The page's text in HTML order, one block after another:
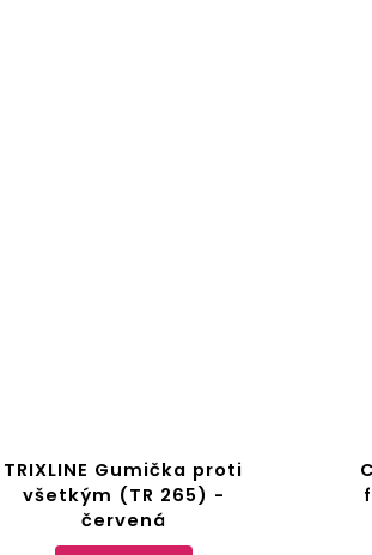
TRIXLINE Gumička proti
všetkým (TR 265) -
červená